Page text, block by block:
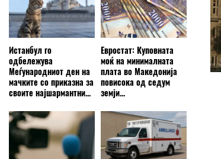
Истанбул го
одбележува
Меѓународниот ден на
мачките со приказна за
своите најшармантни...
Евростат: Куповната
моќ на минималната
плата во Македонија
повисока од седум
земји...